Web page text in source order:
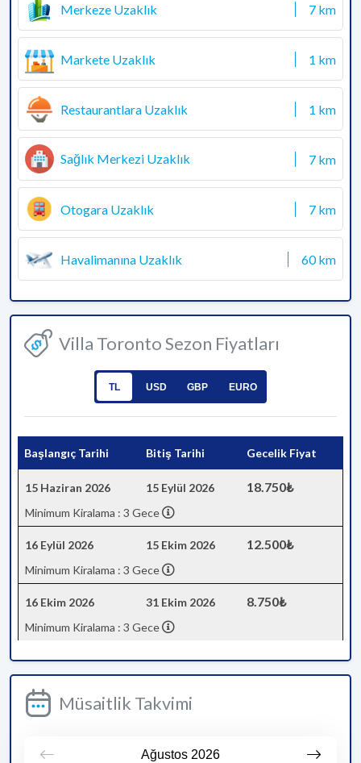
Merkeze Uzaklık 7 km
Markete Uzaklık 1 km
Restaurantlara Uzaklık 1 km
Sağlık Merkezi Uzaklık 7 km
Otogara Uzaklık 7 km
Havalimanına Uzaklık 60 km
Villa Toronto Sezon Fiyatları
TL USD GBP EURO
Başlangıç Tarihi Bitiş Tarihi Gecelik Fiyat
15 Haziran 2026 15 Eylül 2026 18.750₺
Minimum Kiralama : 3 Gece
16 Eylül 2026 15 Ekim 2026 12.500₺
Minimum Kiralama : 3 Gece
16 Ekim 2026 31 Ekim 2026 8.750₺
Minimum Kiralama : 3 Gece
Müsaitlik Takvimi
Ağustos 2026